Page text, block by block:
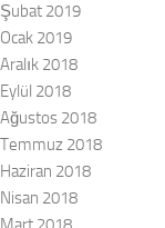
Şubat 2019
Ocak 2019
Aralık 2018
Eylül 2018
Ağustos 2018
Temmuz 2018
Haziran 2018
Nisan 2018